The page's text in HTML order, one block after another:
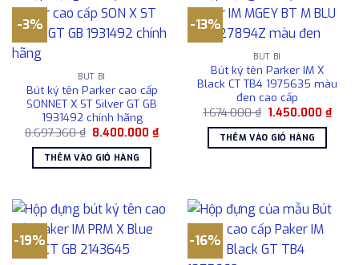
-3%
BÚT BI
Bút ký tên Parker cao cấp
SONNET X ST Silver GT GB
1931492 chính hãng
8.697.360₫ Giá
là:
8.697.360 ₫.
8.400.000₫Giá
hiện
THÊM VÀO GIỎ HÀNG
-13%
BÚT BI
Bút ký tên Parker IM X
Black CT TB4 1975635 màu
đen cao cấp
1.674.000₫ Giá
là:
1.674.000 ₫.
1.450.000₫Giá
hiện
THÊM VÀO GIỎ HÀNG
-19% -16%